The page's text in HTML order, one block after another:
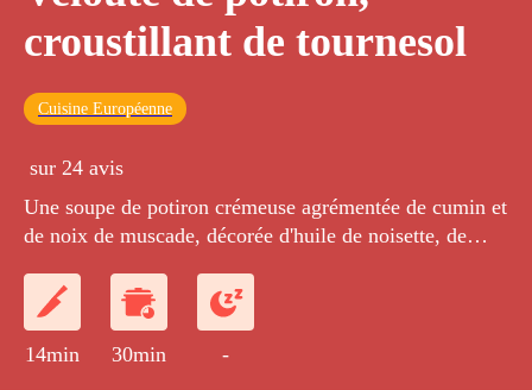
croustillant de tournesol
Cuisine Européenne
sur 24 avis
Une soupe de potiron crémeuse agrémentée de cumin et
de noix de muscade, décorée d'huile de noisette, de
14min 30min -